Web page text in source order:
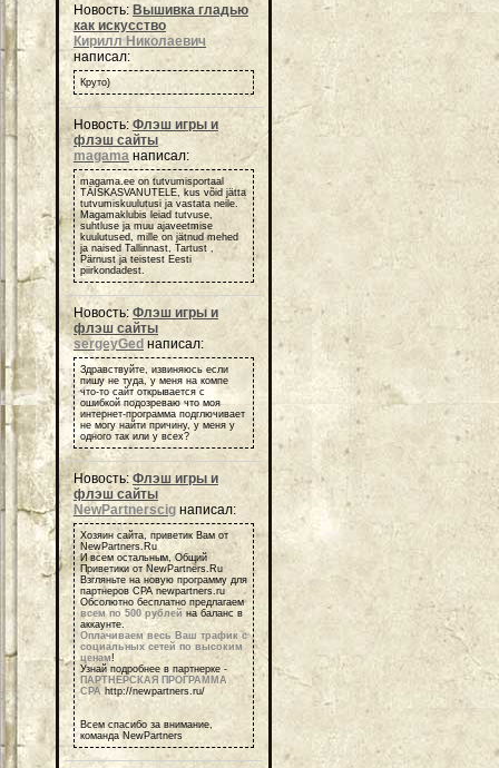
Новость: Вышивка гладью
как искусство
Кирилл Николаевич
написал:
Круто)
Новость: Флэш игры и
флэш сайты
magama написал:
magama.ee on tutvumisportaal
TÄISKASVANUTELE, kus võid jätta
tutvumiskuulutusi ja vastata neile.
Magamaklubis leiad tutvuse,
suhtluse ja muu ajaveetmise
kuulutused, mille on jätnud mehed
ja naised Tallinnast, Tartust ,
Pärnust ja teistest Eesti
piirkondadest.
Новость: Флэш игры и
флэш сайты
sergeyGed написал:
Здравствуйте, извиняюсь если
пишу не туда, у меня на компе
что-то сайт открывается с
ошибкой подозреваю что моя
интернет-программа подглючивает
не могу найти причину, у меня у
одного так или у всех?
Новость: Флэш игры и
флэш сайты
NewPartnerscig написал:
Хозяин сайта, приветик Вам от
NewPartners.Ru
И всем остальным, Общий
Приветики от NewPartners.Ru
Взгляньте на новую программу для
партнеров СРА newpartners.ru
Обсолютно бесплатно предлагаем
всем по 500 рублей на баланс в
аккаунте.
Оплачиваем весь Ваш трафик с
социальных сетей по высоким
ценам!
Узнай подробнее в партнерке -
ПАРТНЕРСКАЯ ПРОГРАММА
СРА http://newpartners.ru/
Всем спасибо за внимание,
команда NewPartners